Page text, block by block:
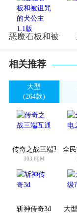
恶魔石板和被诅
相关推荐
大型
(264款)
传奇之战三端互通
303.60M
全民
斩神传奇3d 大